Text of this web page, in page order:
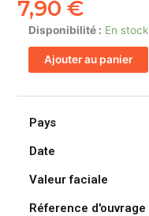
7,90€
Disponibilité : En stock
quantité
de
FRANCE
de
100
Jeune
03-
04-
Ajouter au panier
Pays
Date
Valeur faciale
Réference d'ouvrage